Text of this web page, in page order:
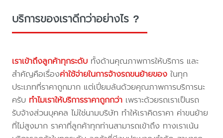
บริการของเราดีกว่าอย่างไร ?
เราเข้าถึงลูกค้าทุกระดับ ทั้งด้านคุณภาพการให้บริการ และ
สำคัญคือเรื่องค่าใช้จ่ายในการจ้างรถขนย้ายของ ในทุก
ประเภทที่ราคาถูกมาก แต่เปี่ยมล้นด้วยคุณภาพการบริการนะ
ครับ ทำไมเราให้บริการราคาถูกกว่า เพราะด้วยรถเราเป็นรถ
รับจ้างส่วนบุคคล ไม่ใช่นามบริษัท ทำให้เราคิดราคา ค่าขนย้าย
ที่ไม่สูงมาก ราคาที่ลูกค้าทุกท่านสามารถเข้าถึง ทางเราเน้น